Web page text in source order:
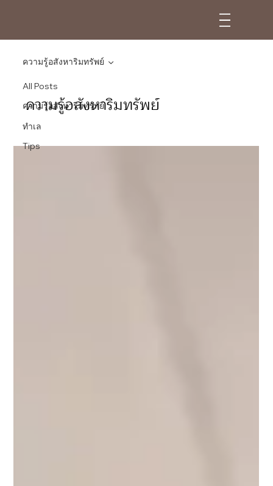
All Posts
ความรู้อสังหาริมทรัพย์
ทำเล
Tips
ความรู้อสังหาริมทรัพย์
ความรู้อสังหาริมทรัพย์